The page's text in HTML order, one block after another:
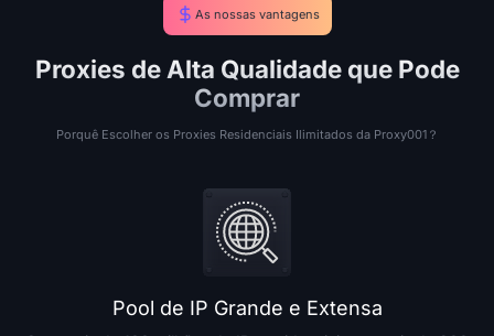
As nossas vantagens
Proxies de Alta Qualidade que Pode
Comprar
Porquê Escolher os Proxies Residenciais Ilimitados da Proxy001？
Pool de IP Grande e Extensa